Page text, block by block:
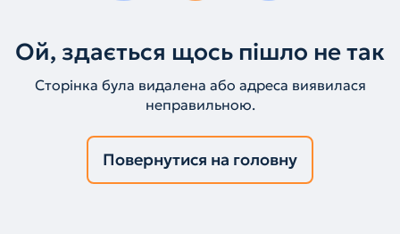
Ой, здається щось пішло не так
Сторінка була видалена або адреса виявилася
неправильною.
Повернутися на головну